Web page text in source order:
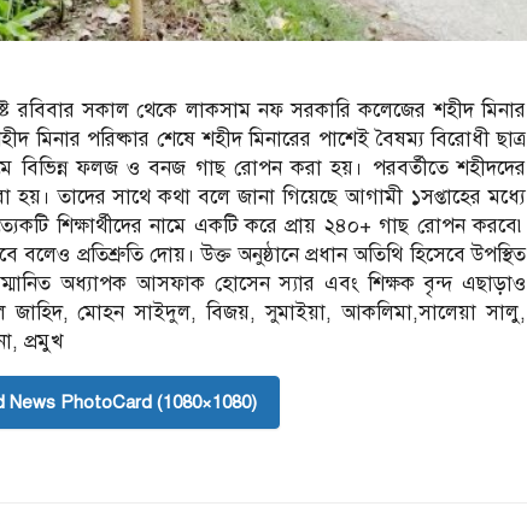
সকাল থেকে লাকসাম নফ সরকারি কলেজের শহীদ মিনার
মিনার পরিষ্কার শেষে শহীদ মিনারের পাশেই বৈষম্য বিরোধী ছাত্র
বিভিন্ন ফলজ ও বনজ গাছ রোপন করা হয়। পরবর্তীতে শহীদদের
তাদের সাথে কথা বলে জানা গিয়েছে আগামী ১সপ্তাহের মধ্যে
শিক্ষার্থীদের নামে একটি করে প্রায় ২৪০+ গাছ রোপন করবে৷
প্রতিশ্রুতি দোয়। উক্ত অনুষ্ঠানে প্রধান অতিথি হিসেবে উপস্থিত
অধ্যাপক আসফাক হোসেন স্যার এবং শিক্ষক বৃন্দ এছাড়াও
আল জাহিদ, মোহন সাইদুল, বিজয়, সুমাইয়া, আকলিমা,সালেয়া সালু,
প্রমুখ
News PhotoCard (1080×1080)